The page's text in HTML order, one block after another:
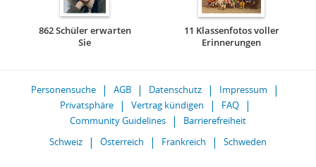
862 Schüler erwarten
Sie
11 Klassenfotos voller
Erinnerungen
Personensuche AGB Datenschutz
Impressum
Privatsphäre
Vertrag kündigen
FAQ
Community Guidelines
Barrierefreiheit
Schweiz
Österreich Frankreich Schweden